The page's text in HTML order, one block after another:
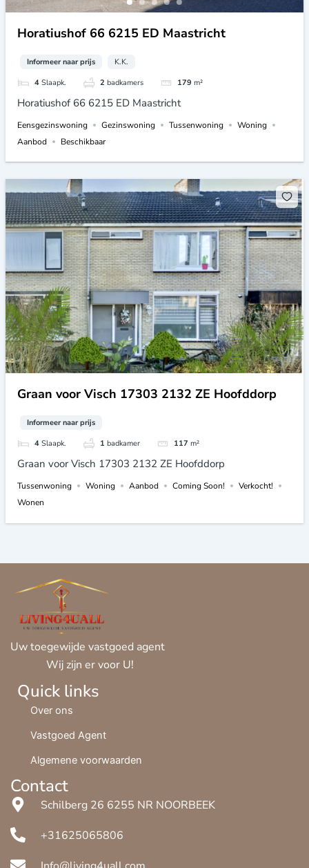
Horatiushof 66 6215 ED Maastricht
Informeer naar prijs K.K.
4 Slaapk. 2 badkamers 179 m²
Horatiushof 66 6215 ED Maastricht
Eensgezinswoning Gezinswoning Tussenwoning
Woning
Aanbod
Beschikbaar
Graan voor Visch 17303 2132 ZE Hoofddorp
Informeer naar prijs
4 Slaapk. 1 badkamer 117 m²
Graan voor Visch 17303 2132 ZE Hoofddorp
Tussenwoning Woning Aanbod Coming Soon!
Verkocht!
Wonen
Uw toegewijde vastgoed agent
Wij zijn er voor U!
Quick links
Over ons
Vastgoed Agent
Algemene voorwaarden
Contact
Schilberg 26 6255 NR NOORBEEK
+31625065806